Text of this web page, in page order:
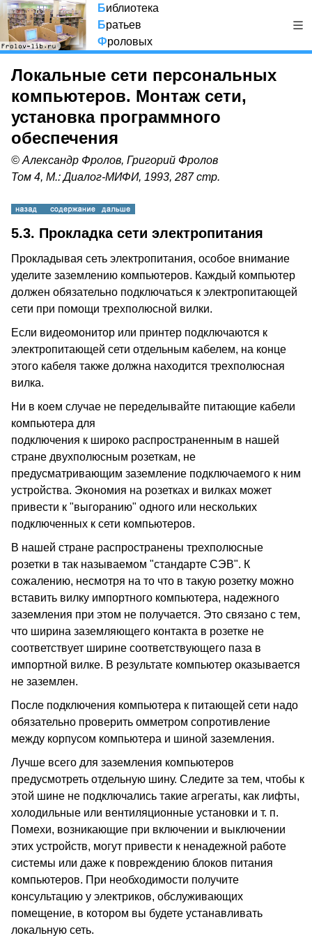
Библиотека
Братьев
Фроловых
Локальные сети персональных
компьютеров. Монтаж сети,
установка программного
обеспечения
© Александр Фролов, Григорий Фролов
Том 4, М.: Диалог-МИФИ, 1993, 287 стр.
5.3. Прокладка сети электропитания
Прокладывая сеть электропитания, особое внимание
уделите заземлению компьютеров. Каждый компьютер
должен обязательно подключаться к электропитающей
сети при помощи трехполюсной вилки.
Если видеомонитор или принтер подключаются к
электропитающей сети отдельным кабелем, на конце
этого кабеля также должна находится трехполюсная
вилка.
Ни в коем случае не переделывайте питающие кабели
компьютера для
подключения к широко распространенным в нашей
стране двухполюсным розеткам, не
предусматривающим заземление подключаемого к ним
устройства. Экономия на розетках и вилках может
привести к "выгоранию" одного или нескольких
подключенных к сети компьютеров.
В нашей стране распространены трехполюсные
розетки в так называемом "стандарте СЭВ". К
сожалению, несмотря на то что в такую розетку можно
вставить вилку импортного компьютера, надежного
заземления при этом не получается. Это связано с тем,
что ширина заземляющего контакта в розетке не
соответствует ширине соответствующего паза в
импортной вилке. В результате компьютер оказывается
не заземлен.
После подключения компьютера к питающей сети надо
обязательно проверить омметром сопротивление
между корпусом компьютера и шиной заземления.
Лучше всего для заземления компьютеров
предусмотреть отдельную шину. Следите за тем, чтобы к
этой шине не подключались такие агрегаты, как лифты,
холодильные или вентиляционные установки и т. п.
Помехи, возникающие при включении и выключении
этих устройств, могут привести к ненадежной работе
системы или даже к повреждению блоков питания
компьютеров. При необходимости получите
консультацию у электриков, обслуживающих
помещение, в котором вы будете устанавливать
локальную сеть.